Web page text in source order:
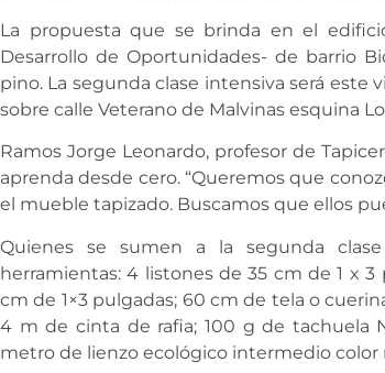
La propuesta que se brinda en el
Desarrollo de Oportunidades- de barrio
pino. La segunda clase intensiva será este
sobre calle Veterano de Malvinas esquina
Ramos Jorge Leonardo, profesor de
aprenda desde cero. “Queremos que
el mueble tapizado. Buscamos que ellos
Quienes se sumen a la segunda
herramientas: 4 listones de 35 cm de 1 x
cm de 1×3 pulgadas; 60 cm de tela o
4 m de cinta de rafia; 100 g de tachuela
metro de lienzo ecológico intermedio color